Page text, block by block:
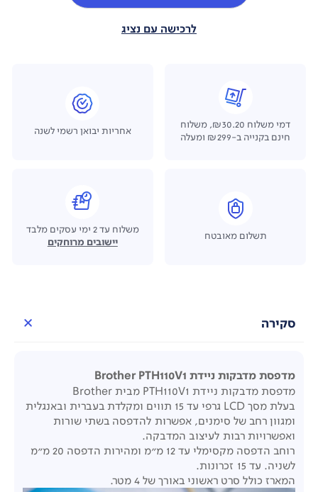
לרכישה עם נציג
דמי משלוח ₪30.20, משלוח
חינם בקנייה ב-₪299 ומעלה
אחריות יבואן רשמי לשנה
תשלום מאובטח
משלוח עד 2 ימי עסקים מלבד
יישובים מרוחקים
סקירה
מדפסת מדבקות ניידת Brother PTH110V1
מדפסת מדבקות ניידת PTH110V1 מבית Brother
בעלתמסךLCD גרפי עד 15 תווים ו
מקלדת בעברית ובאנגלית
ומגוון רחב של סימנים, אפשרות להדפסה בשתי שורות
ואפשרויות רבות לעיצוב המדבקה.
רוחב הדפסה מקסימלי עד 12 מ״מ ו
מהירות הדפסה 20 מ"מ
לשניה. עד 15 זכרונות.
המארז כולל סרט ראשוני באורך של 4 מטר.